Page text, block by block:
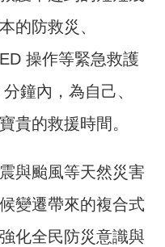
的防救災、
操作等緊急救護
鐘內，為自己、
貴的救援時間。
與颱風等天然災害
變遷帶來的複合式
化全民防災意識與